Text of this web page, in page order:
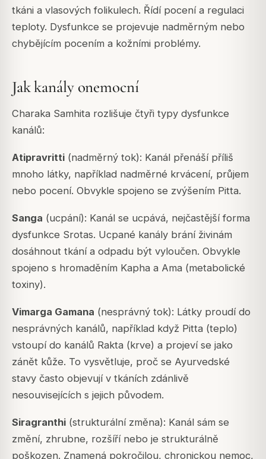
tkáni a vlasových folikulech. Řídí pocení a regulaci
teploty. Dysfunkce se projevuje nadměrným nebo
chybějícím pocením a kožními problémy.
Jak kanály onemocní
Charaka Samhita rozlišuje čtyři typy dysfunkce
kanálů:
Atipravritti (nadměrný tok): Kanál přenáší příliš
mnoho látky, například nadměrné krvácení, průjem
nebo pocení. Obvykle spojeno se zvýšením Pitta.
Sanga (ucpání): Kanál se ucpává, nejčastější forma
dysfunkce Srotas. Ucpané kanály brání živinám
dosáhnout tkání a odpadu být vyloučen. Obvykle
spojeno s hromaděním Kapha a Ama (metabolické
toxiny).
Vimarga Gamana (nesprávný tok): Látky proudí do
nesprávných kanálů, například když Pitta (teplo)
vstoupí do kanálů Rakta (krve) a projeví se jako
zánět kůže. To vysvětluje, proč se Ayurvedské
stavy často objevují v tkáních zdánlivě
nesouvisejících s jejich původem.
Siragranthi (strukturální změna): Kanál sám se
změní, zhrubne, rozšíří nebo je strukturálně
poškozen. Znamená pokročilou, chronickou nemoc,